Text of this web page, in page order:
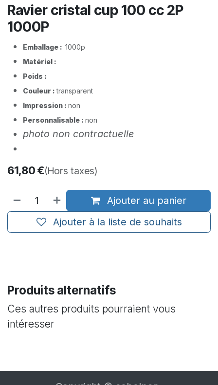
Ravier cristal cup 100 cc 2P
1000P
Emballage : 1000p​
Matériel :
Poids :
Couleur :transparent
Impression : non
Personnalisable : non
photo non contractuelle
61,80€(Hors taxes)
Ajouter au panier
Ajouter à la liste de souhaits
Produits alternatifs
Ces autres produits pourraient vous
intéresser